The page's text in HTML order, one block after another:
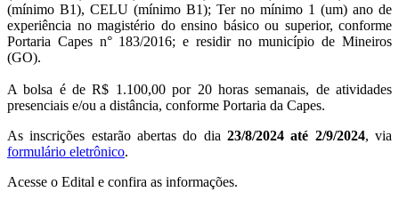
(mínimo B1), CELU (mínimo B1); Ter no mínimo 1 (um) ano de
experiência no magistério do ensino básico ou superior, conforme
Portaria Capes n° 183/2016; e residir no município de Mineiros
(GO).
A bolsa é de R$ 1.100,00 por 20 horas semanais, de atividades
presenciais e/ou a distância, conforme Portaria da Capes.
As inscrições estarão abertas do dia 23/8/2024 até 2/9/2024, via
formulário eletrônico.
Acesse o Edital e confira as informações.